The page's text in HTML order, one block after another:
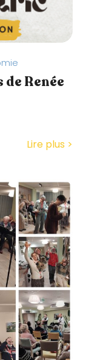
Renée
Lire plus >